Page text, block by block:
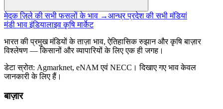
मेदक ज़िले की सभी फसलों के भाव →आन्ध्र प्रदेश की सभी मंडियां
मंडी भाव इंडियालाइव कृषि मार्केट
भारत की प्रमुख मंडियों के ताज़ा भाव, ऐतिहासिक रुझान और कृषि बाज़ार
विश्लेषण — किसानों और व्यापारियों के लिए एक ही जगह।
डेटा स्रोत: Agmarknet, eNAM एवं NECC। दिखाए गए भाव केवल
जानकारी के लिए हैं।
बाज़ार